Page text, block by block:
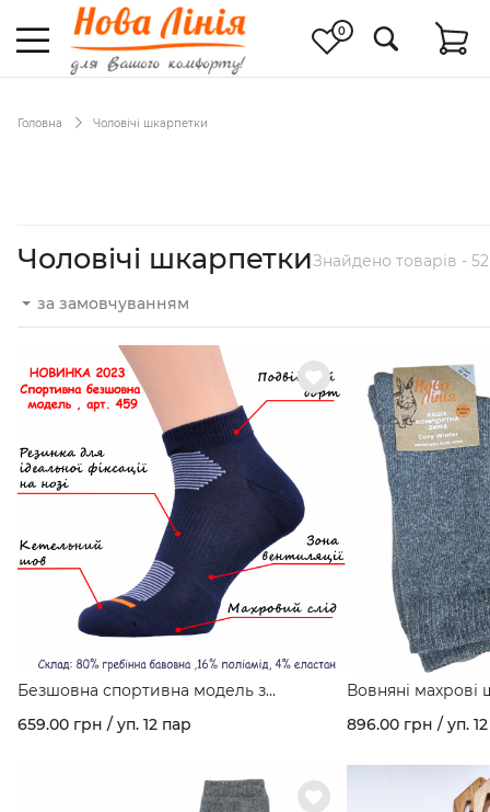
0
Головна Чоловічі шкарпетки
Чоловічі шкарпеткиЗнайдено товарів - 52
за замовчуванням
Безшовна спортивна модель з
гребінної бавовни та махровим слідом
арт. 459
659.00 грн / уп. 12 пар
Вовняні махрові
896.00 грн / уп.